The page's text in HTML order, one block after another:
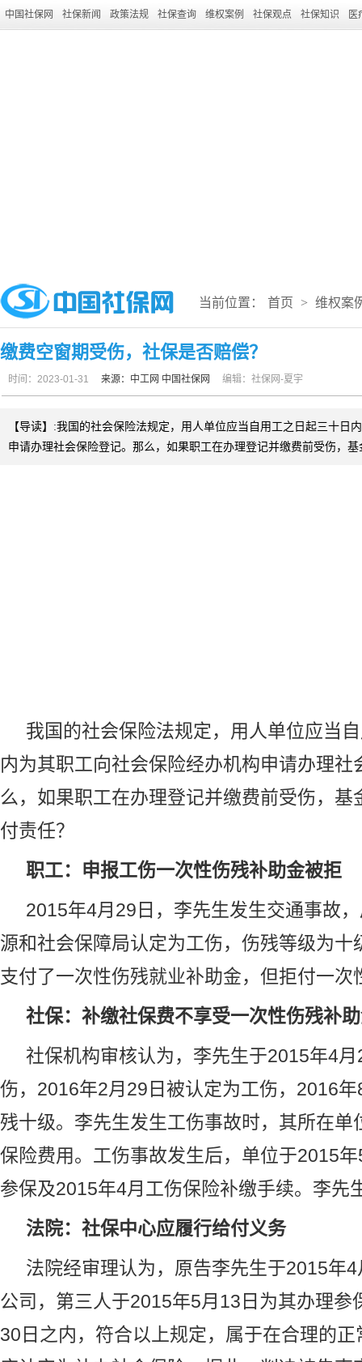
中国社保网 社保新闻 政策法规 社保查询 维权案例 社保观点 社保知识 医
当前位置： 首页 > 维权案
缴费空窗期受伤，社保是否赔偿？
时间：2023-01-31 来源：中工网 中国社保网 编辑：社保网-夏宇
【导读】:我国的社会保险法规定，用人单位应当自用工之日起三十日
申请办理社会保险登记。那么，如果职工在办理登记并缴费前受伤，
我国的社会保险法规定，用人单位应当
内为其职工向社会保险经办机构申请办理社
么，如果职工在办理登记并缴费前受伤，基
付责任？
职工：申报工伤一次性伤残补助金被拒
2015年4月29日，李先生发生交通事故
源和社会保障局认定为工伤，伤残等级为十
支付了一次性伤残就业补助金，但拒付一次
社保：补缴社保费不享受一次性伤残补
社保机构审核认为，李先生于2015年4
伤，2016年2月29日被认定为工伤，2016
残十级。李先生发生工伤事故时，其所在单
保险费用。工伤事故发生后，单位于2015
参保及2015年4月工伤保险补缴手续。李先
法院：社保中心应履行给付义务
法院经审理认为，原告李先生于2015年
公司，第三人于2015年5月13日为其办理参
30日之内，符合以上规定，属于在合理的